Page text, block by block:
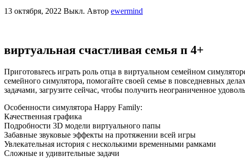
13 октября, 2022 Выкл. Автор ewermind
виртуальная счастливая семья ‪п‬ 4+
Приготовьтесь играть роль отца в виртуальном семейном
семейного симулятора, помогайте своей семье в повседневных
задачами, загрузите сейчас, чтобы получить неограниченное
Особенности симулятора Happy Family:
Качественная графика
Подробности 3D модели виртуального папы
Забавные звуковые эффекты на протяжении всей игры
Увлекательная история с несколькими временными рамками
Сложные и удивительные задачи